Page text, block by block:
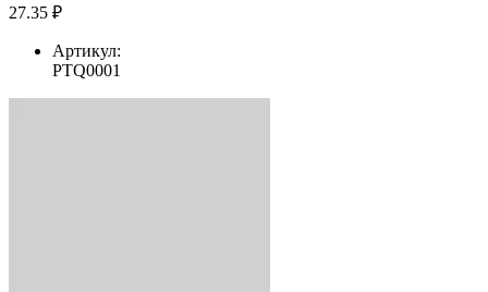
27.35 ₽
Артикул:
PTQ0001